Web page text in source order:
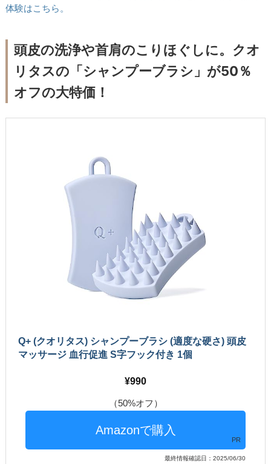
体験はこちら。
頭皮の洗浄や首肩のこりほぐしに。クオ
リタスの「シャンプーブラシ」が50％
オフの大特価！
Q+ (クオリタス) シャンプーブラシ (適度な硬さ) 頭皮
マッサージ 血行促進 S字フック付き 1個
990
（50%オフ）
PR
最終情報確認日：2025/06/30